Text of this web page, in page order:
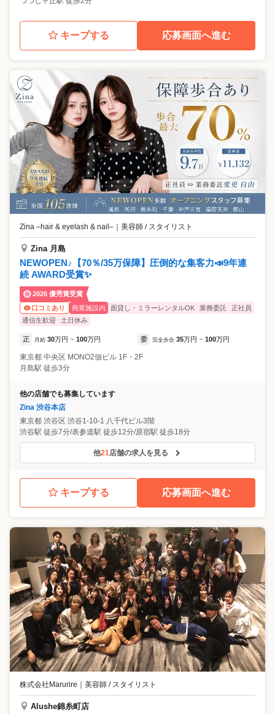
キープする 応募画面へ進む
Zina –hair & eyelash & nail– 美容師 / スタイリスト
Zina 月島
NEWOPEN♪【70％/35万保障】圧倒的な集客力📣9年連
続 AWARD受賞✨
2026 優秀賞受賞
口コミあり
商業施設内 面貸し・ミラーレンタルOK 業務委託
正社員
通信生歓迎
土日休み
正 月給 30万円 ~ 100万円 委 完全歩合 35万円 ~ 100万円
東京都 中央区 MONO2佃ビル 1F・2F
月島駅 徒歩3分
他の店舗でも募集しています
Zina 渋谷本店
東京都 渋谷区 渋谷1-10-1 八千代ビル3階
渋谷駅 徒歩7分/表参道駅 徒歩12分/原宿駅 徒歩18分
他21店舗の求人を見る
キープする 応募画面へ進む
株式会社Marurire ｜ 美容師 / スタイリスト
Alushe錦糸町店